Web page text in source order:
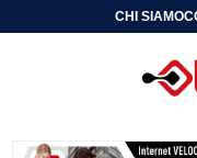
CHI SIAMO